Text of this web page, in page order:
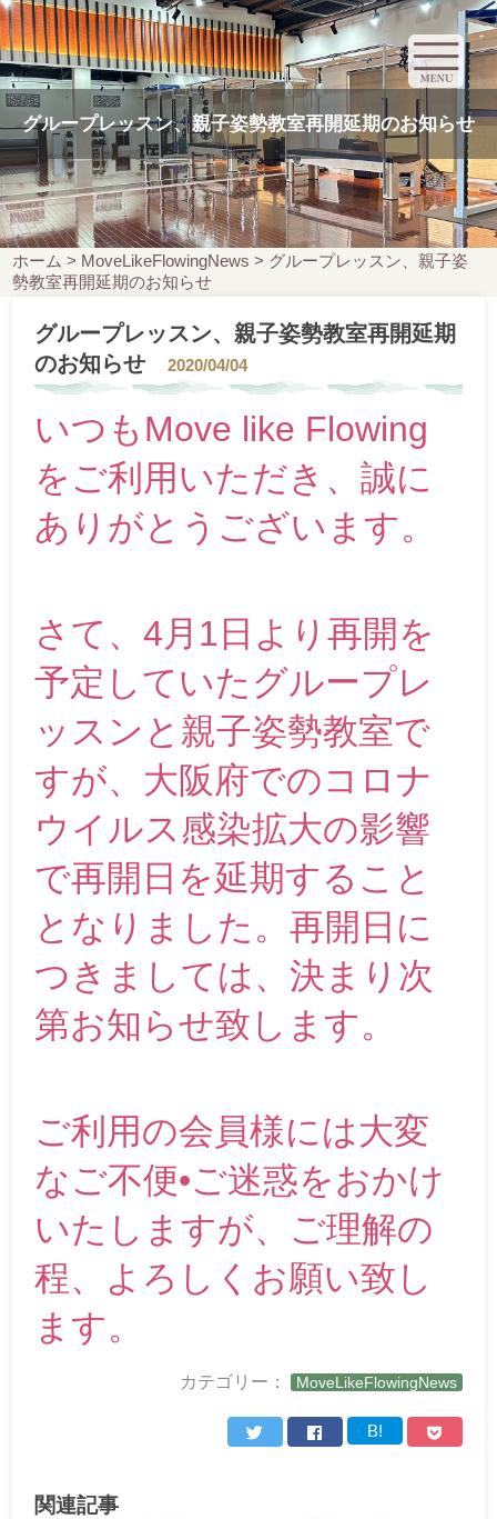
グループレッスン、親子姿勢教室再開延期のお知らせ
ホーム > MoveLikeFlowingNews > グループレッスン、親子姿
勢教室再開延期のお知らせ
グループレッスン、親子姿勢教室再開延期
のお知らせ
2020/04/04
いつもMove like Flowing
をご利用いただき、誠に
ありがとうございます。
さて、4月1日より再開を
予定していたグループレ
ッスンと親子姿勢教室で
すが、大阪府でのコロナ
ウイルス感染拡大の影響
で再開日を延期すること
となりました。再開日に
つきましては、決まり次
第お知らせ致します。
ご利用の会員様には大変
なご不便•ご迷惑をおかけ
いたしますが、ご理解の
程、よろしくお願い致し
ます。
カテゴリー： MoveLikeFlowingNews
B!
関連記事